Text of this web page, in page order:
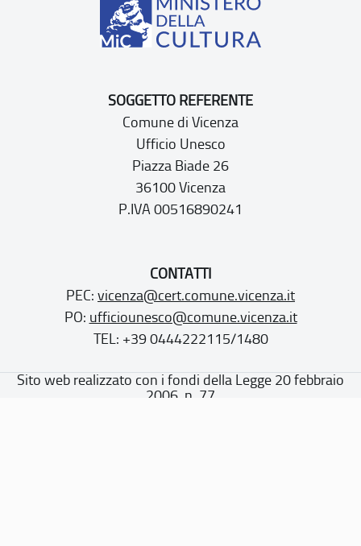
SOGGETTO REFERENTE
Comune di Vicenza
Ufficio Unesco
Piazza Biade 26
36100 Vicenza
P.IVA 00516890241
CONTATTI
PEC: vicenza@cert.comune.vicenza.it
PO: ufficiounesco@comune.vicenza.it
TEL: +39 0444222115/1480
Sito web realizzato con i fondi della Legge 20 febbraio
2006, n. 77